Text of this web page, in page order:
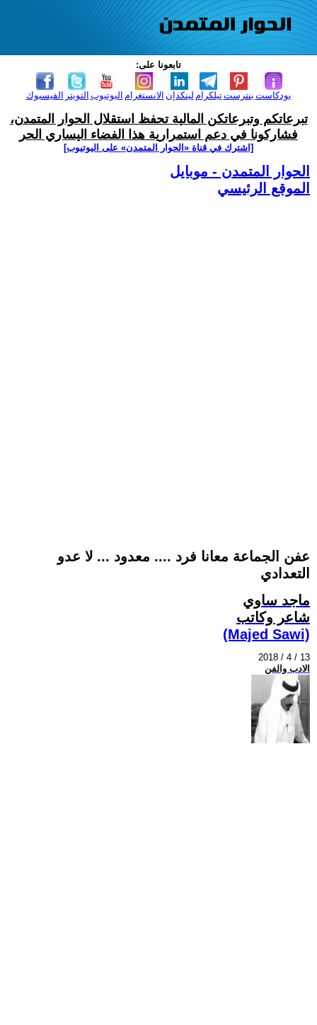
تابعونا على:
الفيسبوك التويتر اليوتيوب الانستغرام لينكدإن تيلكرامبنترست بودكاست
تبرعاتكم وتبرعاتكن المالية تحفظ استقلال الحوار المتمدن،
فشاركونا في دعم استمرارية هذا الفضاء اليساري الحر
[اشترك في قناة ‫«الحوار المتمدن» على اليوتيوب]
الحوار المتمدن - موبايل
الموقع الرئيسي
عفن الجماعة معانا فرد .... معدود ... لا عدو
التعدادي
ماجد ساوي
شاعر وكاتب
(Majed Sawi)
2018 / 4 / 13
الادب والفن